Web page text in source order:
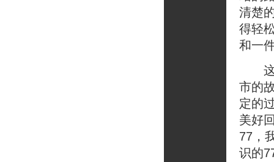
清楚
得轻
和一
这
市的
定的
美好
77，
识的